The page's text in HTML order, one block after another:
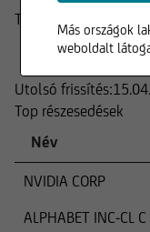
Termék
Összetétel
Utolsó frissítés:
Top részesedések
Név
NVIDIA CORP
ALPHABET INC-CL C
Más országok
weboldalt